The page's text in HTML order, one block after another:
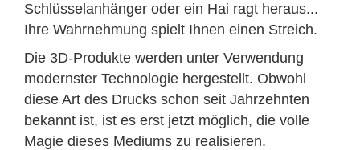
Schlüsselanhänger oder ein Hai ragt heraus...
Ihre Wahrnehmung spielt Ihnen einen Streich.
Die 3D-Produkte werden unter Verwendung
modernster Technologie hergestellt. Obwohl
diese Art des Drucks schon seit Jahrzehnten
bekannt ist, ist es erst jetzt möglich, die volle
Magie dieses Mediums zu realisieren.